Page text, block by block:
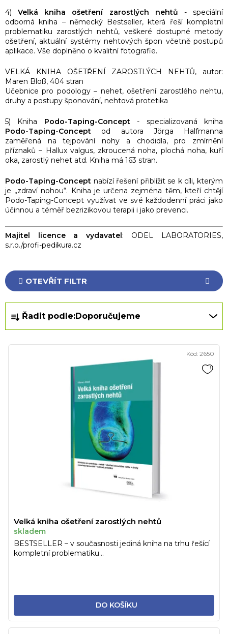
4)Velká kniha ošetření zarostlých nehtů - speciální
odborná kniha – německý Bestseller, která řeší kompletní
problematiku zarostlých nehtů, veškeré dostupné metody
ošetření, aktuální systémy nehtových špon včetně postupů
aplikace. Vše doplněno o kvalitní fotografie.
VELKÁ KNIHA OŠETŘENÍ ZAROSTLÝCH NEHTŮ, autor:
Maren Bloß, 404 stran
Učebnice pro podology – nehet, ošetření zarostlého nehtu,
druhy a postupy šponování, nehtová protetika
5) Kniha Podo-Taping-Concept- specializovaná kniha
Podo-Taping-Concept od autora Jörga Halfmanna
zaměřená na tejpování nohy a chodidla, pro zmírnění
příznaků – Hallux valgus, zkroucená noha, plochá noha, kuří
oka, zarostlý nehet atd. Kniha má 163 stran.
Podo-Taping-Concept nabízí řešení přiblížit se k cíli, kterým
je „zdraví nohou“. Kniha je určena zejména těm, kteří chtějí
Podo-Taping-Concept využívat ve své každodenní práci jako
účinnou a téměř bezrizikovou terapii i jako prevenci.
Majitel licence a vydavatel: ODEL LABORATORIES,
s.r.o./profi-pedikura.cz
OTEVŘÍT FILTR
a
z
e
Řadit podle:Doporučujeme
V
Velká kniha ošetření zarostlých nehtů
skladem
DO KOŠÍKU
BESTSELLER – v současnosti jediná kniha na trhu řešící
kompletní problematiku...
Kód: 2650